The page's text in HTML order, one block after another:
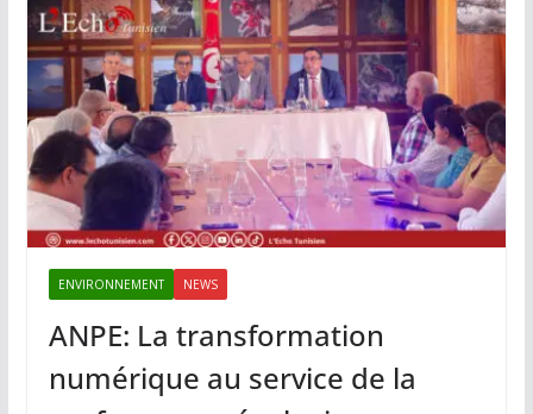
ENVIRONNEMENT NEWS
ANPE: La transformation
numérique au service de la